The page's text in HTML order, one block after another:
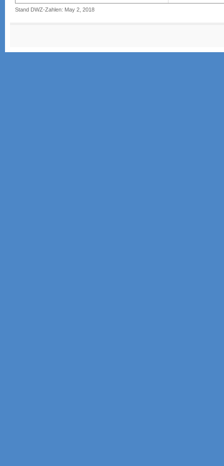
Stand DWZ-Zahlen: May 2, 2018